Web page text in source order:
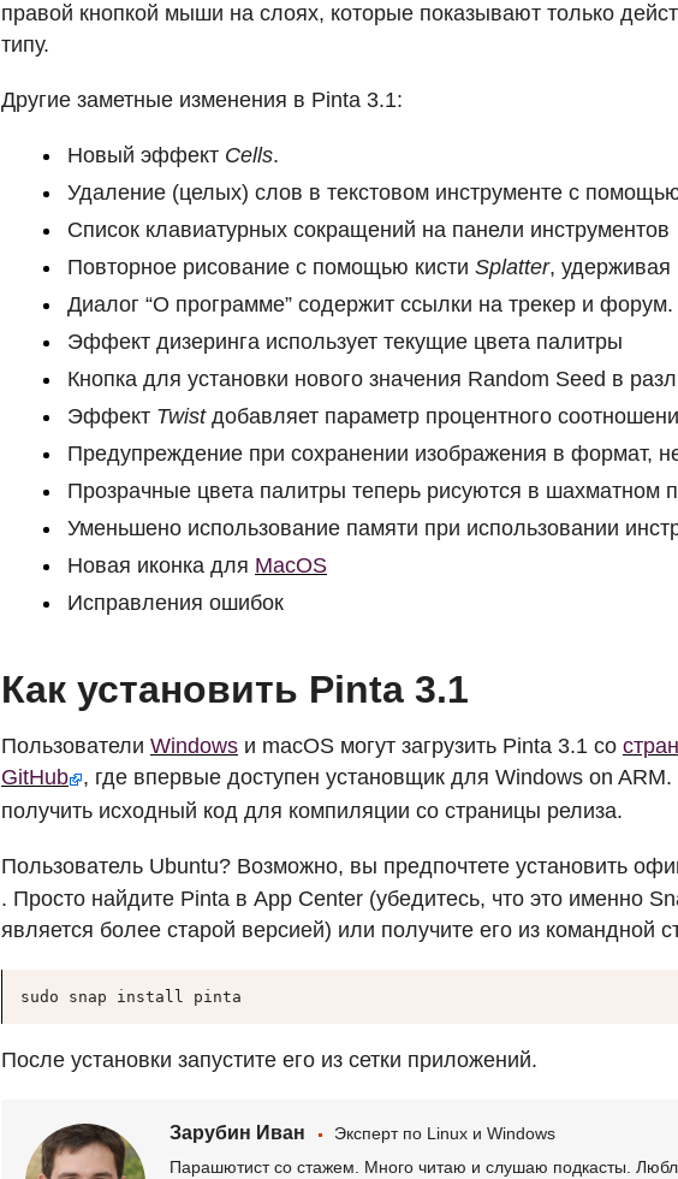
правой кнопкой мыши на слоях, которые показывают только
типу.
Другие заметные изменения в Pinta 3.1:
Новый эффект Cells.
Удаление (целых) слов в текстовом инструменте с
Список клавиатурных сокращений на панели инструментов
Повторное рисование с помощью кисти Splatter,
Диалог “О программе” содержит ссылки на трекер и форум.
Эффект дизеринга использует текущие цвета палитры
Кнопка для установки нового значения Random Seed в
Эффект Twistдобавляет параметр процентного
Предупреждение при сохранении изображения в формат,
Прозрачные цвета палитры теперь рисуются в шахматном
Уменьшено использование памяти при использовании
Новая иконка для MacOS
Исправления ошибок
Как установить Pinta 3.1
Пользователи Windows и macOS могут загрузить Pinta 3.1 со
GitHub
, где впервые доступен установщик для Windows on ARM.
получить исходный код для компиляции со страницы релиза.
Пользователь Ubuntu? Возможно, вы предпочтете установить
. Просто найдите Pinta в App Center (убедитесь, что это именно
является более старой версией) или получите его из командной
sudo snap install pinta
После установки запустите его из сетки приложений.
Зарубин Иван
Эксперт по Linux и Windows
Парашютист со стажем. Много читаю и слушаю подкасты.